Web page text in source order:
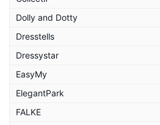
Dolly and Dotty
Dresstells
Dressystar
EasyMy
ElegantPark
FALKE